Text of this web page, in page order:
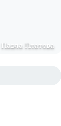
Павла Платова